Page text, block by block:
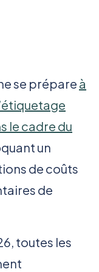
se prépare à
le cadre du
un
de coûts
de
toutes les